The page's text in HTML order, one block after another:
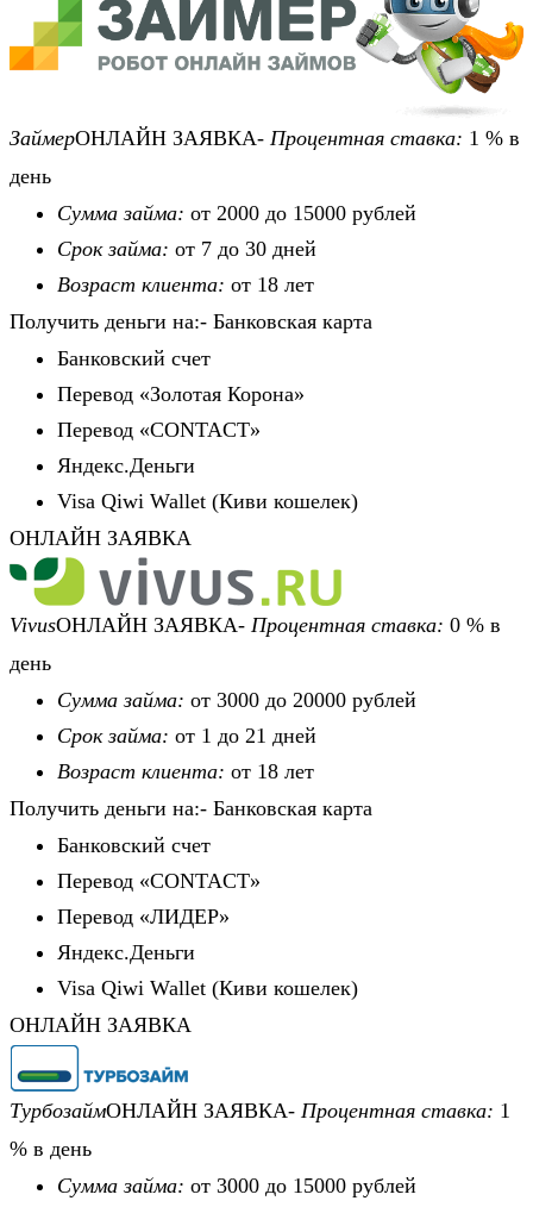
ЗаймерОНЛАЙН ЗАЯВКА- Процентная ставка: 1 % в
день
Сумма займа: от 2000 до 15000 рублей
Срок займа: от 7 до 30 дней
Возраст клиента: от 18 лет
Получить деньги на:- Банковская карта
Банковский счет
Перевод «Золотая Корона»
Перевод «CONTACT»
Яндекс.Деньги
Visa Qiwi Wallet (Киви кошелек)
ОНЛАЙН ЗАЯВКА
VivusОНЛАЙН ЗАЯВКА- Процентная ставка: 0 % в
день
Сумма займа: от 3000 до 20000 рублей
Срок займа: от 1 до 21 дней
Возраст клиента: от 18 лет
Получить деньги на:- Банковская карта
Банковский счет
Перевод «CONTACT»
Перевод «ЛИДЕР»
Яндекс.Деньги
Visa Qiwi Wallet (Киви кошелек)
ОНЛАЙН ЗАЯВКА
ТурбозаймОНЛАЙН ЗАЯВКА- Процентная ставка: 1
% в день
Сумма займа: от 3000 до 15000 рублей